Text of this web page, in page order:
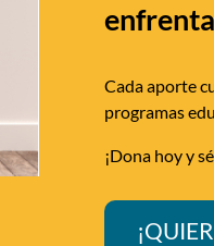
Cada aporte
programas
¡Dona hoy y